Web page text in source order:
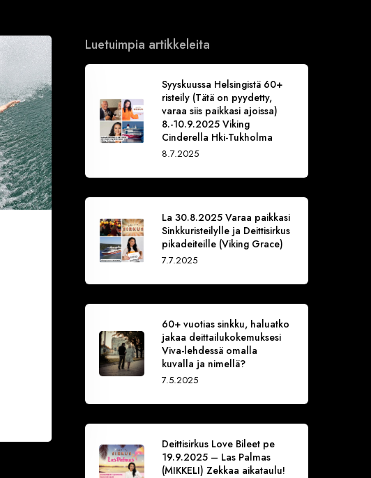
Luetuimpia artikkeleita
Syyskuussa Helsingistä 60+
risteily (Tätä on pyydetty,
varaa siis paikkasi ajoissa)
8.-10.9.2025 Viking
Cinderella Hki-Tukholma
8.7.2025
La 30.8.2025 Varaa paikkasi
Sinkkuristeilylle ja Deittisirkus
pikadeiteille (Viking Grace)
7.7.2025
60+ vuotias sinkku, haluatko
jakaa deittailukokemuksesi
Viva-lehdessä omalla
kuvalla ja nimellä?
7.5.2025
Deittisirkus Love Bileet pe
19.9.2025 – Las Palmas
(MIKKELI) Zekkaa aikataulu!